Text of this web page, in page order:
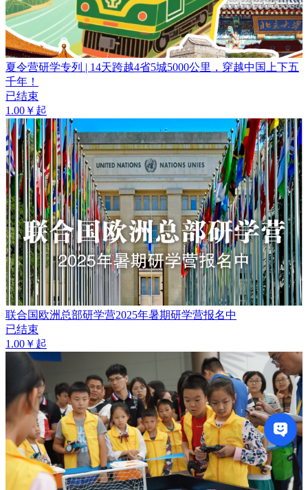
夏令营研学专列 | 14天跨越4省5城5000公里，穿越中国上下五
千年！
已结束
1.00￥起
联合国欧洲总部研学营2025年暑期研学营报名中
已结束
1.00￥起